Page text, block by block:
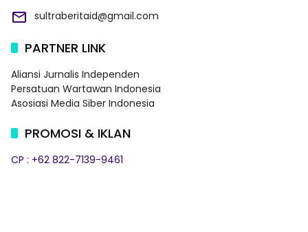
sultraberitaid@gmail.com
PARTNER LINK
Aliansi Jurnalis Independen
Persatuan Wartawan Indonesia
Asosiasi Media Siber Indonesia
PROMOSI & IKLAN
CP : +62 822-7139-9461